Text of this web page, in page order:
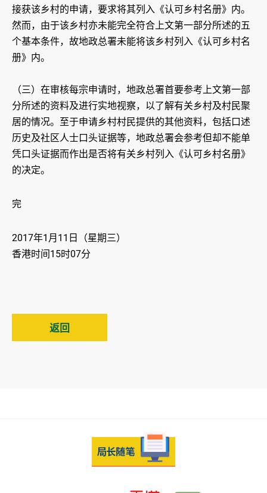
接获该乡村的申请，要求将其列入《认可乡村名册》内。
然而，由于该乡村亦未能完全符合上文第一部分所述的五
个基本条件，故地政总署未能将该乡村列入《认可乡村名
册》内。
（三）在审核每宗申请时，地政总署首要参考上文第一部
分所述的资料及进行实地视察，以了解有关乡村及村民聚
居的情况。至于申请乡村村民提供的其他资料，包括口述
历史及社区人士口头证据等，地政总署会参考但却不能单
凭口头证据而作出是否将有关乡村列入《认可乡村名册》
的决定。
完
2017年1月11日（星期三）
香港时间15时07分
返回